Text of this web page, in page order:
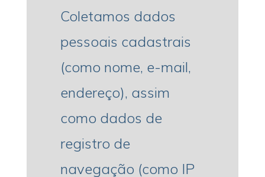
Coletamos dados
pessoais cadastrais
(como nome, e-mail,
endereço), assim
como dados de
registro de
navegação (como IP